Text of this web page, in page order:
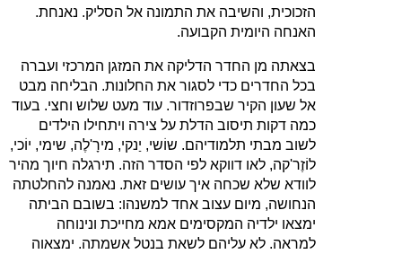
הזכוכית, והשיבה את התמונה אל הסליק. נאנחת.
האנחה היומית הקבועה.
בצאתה מן החדר הדליקה את המזגן המרכזי ועברה
בכל החדרים כדי לסגור את החלונות. הבליחה מבט
אל שעון הקיר שבפרוזדור. עוד מעט שלוש וחצי. בעוד
כמה דקות תיסוב הדלת על צירה ויתחילו הילדים
לשוב מבתי תלמודיהם. שוֹשי, יַנקי, מירָ'לֶה, שימי, יוֹכי,
לוֹזֶר'קה, לאו דווקא לפי הסדר הזה. תירגלה חיוך מהיר
לוודא שלא שכחה איך עושים זאת. נאמנה להחלטתה
הנחושה, מיום עצוב אחד למשנהו: בשובם הביתה
ימצאו ילדיה המקסימים אמא מחייכת ונינוחה
למראה. לא עליהם לשאת בנטל אשמתה. ימצאוה